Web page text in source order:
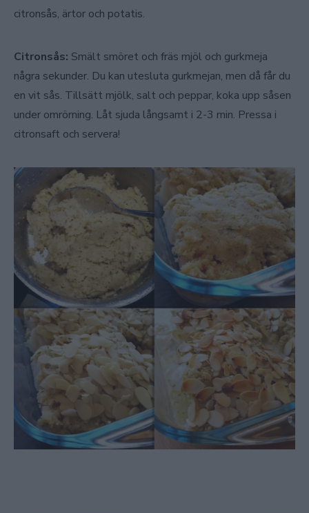
citronsås, ärtor och potatis.
Citronsås: Smält smöret och fräs mjöl och gurkmeja
några sekunder. Du kan utesluta gurkmejan, men då får du
en vit sås. Tillsätt mjölk, salt och peppar, koka upp såsen
under omrörning. Låt sjuda långsamt i 2-3 min. Pressa i
citronsaft och servera!